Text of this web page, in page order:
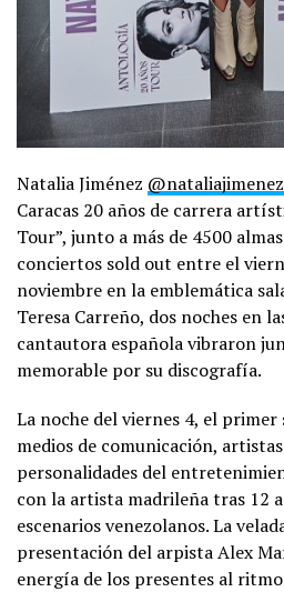
Natalia Jiménez
Caracas 20 años de carrera
Tour”, junto a más de 4500
conciertos sold out entre el
noviembre en la emblemática
Teresa Carreño, dos noches en
cantautora española vibraron
memorable por su discografía.
La noche del viernes 4, el primer
medios de comunicación,
personalidades del
con la artista madrileña tras 12
escenarios venezolanos. La
presentación del arpista Alex
energía de los presentes al